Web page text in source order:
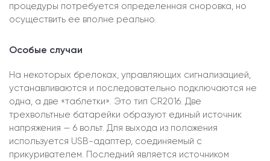
процедуры потребуется определенная сноровка, но
осуществить ее вполне реально.
Особые случаи
На некоторых брелоках, управляющих сигнализацией,
устанавливаются и последовательно подключаются не
одна, а две «таблетки». Это тип CR2016. Две
трехвольтные батарейки образуют единый источник
напряжения — 6 вольт. Для выхода из положения
используется USB-адаптер, соединяемый с
прикуривателем. Последний является источником